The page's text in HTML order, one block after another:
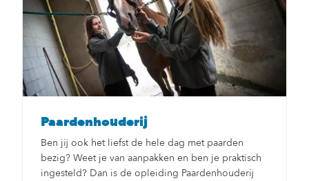
Paardenhouderij
Ben jij ook het liefst de hele dag met paarden
bezig? Weet je van aanpakken en ben je praktisch
ingesteld? Dan is de opleiding Paardenhouderij